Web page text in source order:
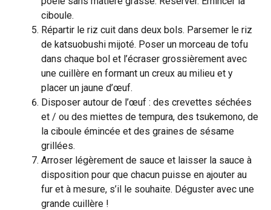
ciboule.
Répartir le riz cuit dans deux bols. Parsemer le riz
de katsuobushi mijoté. Poser un morceau de tofu
dans chaque bol et l’écraser grossièrement avec
une cuillère en formant un creux au milieu et y
placer un jaune d’œuf.
Disposer autour de l’œuf : des crevettes séchées
et / ou des miettes de tempura, des tsukemono, de
la ciboule émincée et des graines de sésame
grillées.
Arroser légèrement de sauce et laisser la sauce à
disposition pour que chacun puisse en ajouter au
fur et à mesure, s’il le souhaite. Déguster avec une
grande cuillère !